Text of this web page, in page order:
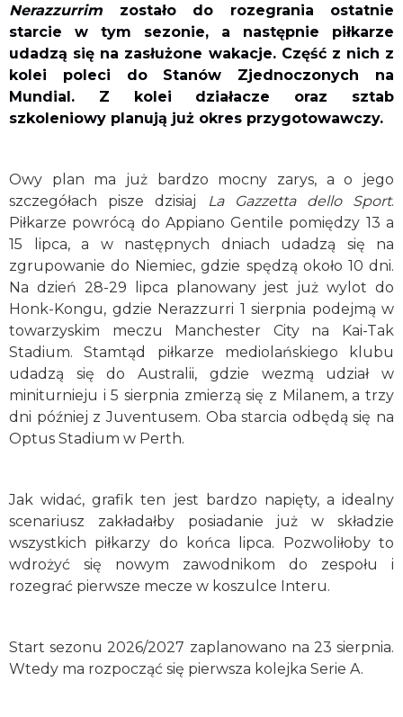
Nerazzurrim zostało do rozegrania ostatnie
starcie w tym sezonie, a następnie piłkarze
udadzą się na zasłużone wakacje. Część z nich z
kolei poleci do Stanów Zjednoczonych na
Mundial. Z kolei działacze oraz sztab
szkoleniowy planują już okres przygotowawczy.
Owy plan ma już bardzo mocny zarys, a o jego
szczegółach pisze dzisiaj
La Gazzetta dello Sport.
Piłkarze powrócą do Appiano Gentile pomiędzy 13 a
15 lipca, a w następnych dniach udadzą się na
zgrupowanie do Niemiec, gdzie spędzą około 10 dni.
Na dzień 28-29 lipca planowany jest już wylot do
Honk-Kongu, gdzie Nerazzurri 1 sierpnia podejmą w
towarzyskim meczu Manchester City na Kai-Tak
Stadium. Stamtąd piłkarze mediolańskiego klubu
udadzą się do Australii, gdzie wezmą udział w
miniturnieju i 5 sierpnia zmierzą się z Milanem, a trzy
dni później z Juventusem. Oba starcia odbędą się na
Optus Stadium w Perth.
Jak widać, grafik ten jest bardzo napięty, a idealny
scenariusz zakładałby posiadanie już w składzie
wszystkich piłkarzy do końca lipca. Pozwoliłoby to
wdrożyć się nowym zawodnikom do zespołu i
rozegrać pierwsze mecze w koszulce Interu.
Start sezonu 2026/2027 zaplanowano na 23 sierpnia.
Wtedy ma rozpocząć się pierwsza kolejka Serie A.